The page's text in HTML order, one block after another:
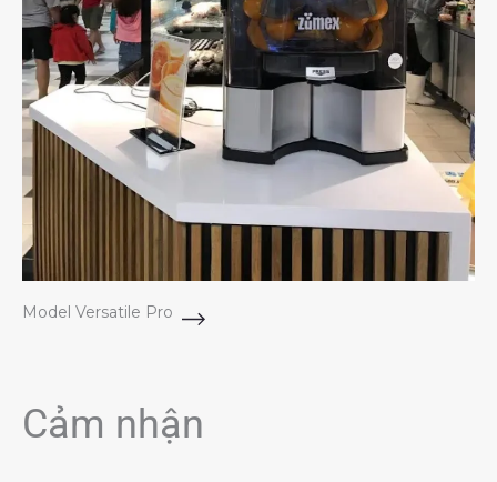
Model Versatile Pro
Cảm nhận